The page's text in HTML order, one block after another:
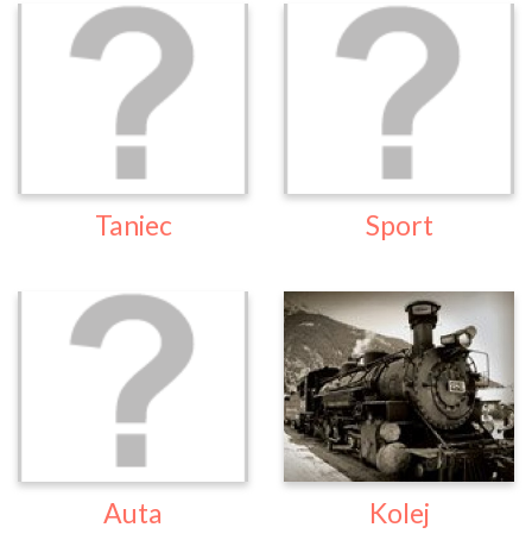
Taniec Sport
Auta Kolej